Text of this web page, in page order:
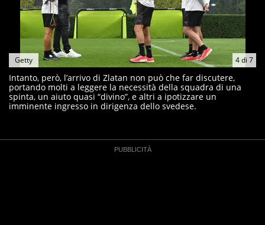
4di 7
Getty
Intanto, però, l’arrivo di Zlatan non può che far discutere,
portando molti a leggere la necessità della squadra di una
spinta, un aiuto quasi “divino”, e altri a ipotizzare un
imminente ingresso in dirigenza dello svedese.